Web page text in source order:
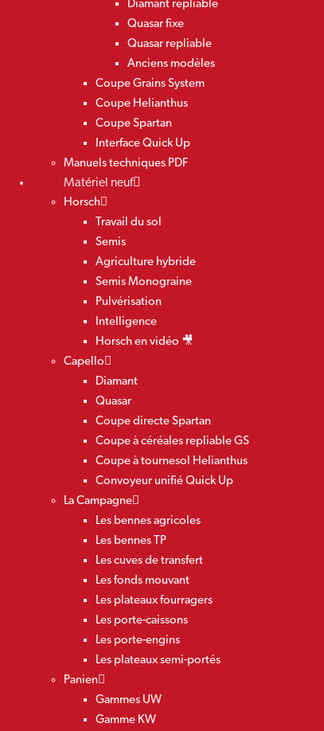
Diamant repliable
Quasar fixe
Quasar repliable
Anciens modèles
Coupe Grains System
Coupe Helianthus
Coupe Spartan
Interface Quick Up
Manuels techniques PDF
Matériel neuf
Horsch
Travail du sol
Semis
Agriculture hybride
Semis Monograine
Pulvérisation
Intelligence
Horsch en vidéo 🎥
Capello
Diamant
Quasar
Coupe directe Spartan
Coupe à céréales repliable GS
Coupe à tournesol Helianthus
Convoyeur unifié Quick Up
La Campagne
Les bennes agricoles
Les bennes TP
Les cuves de transfert
Les fonds mouvant
Les plateaux fourragers
Les porte-caissons
Les porte-engins
Les plateaux semi-portés
Panien
Gammes UW
Gamme KW